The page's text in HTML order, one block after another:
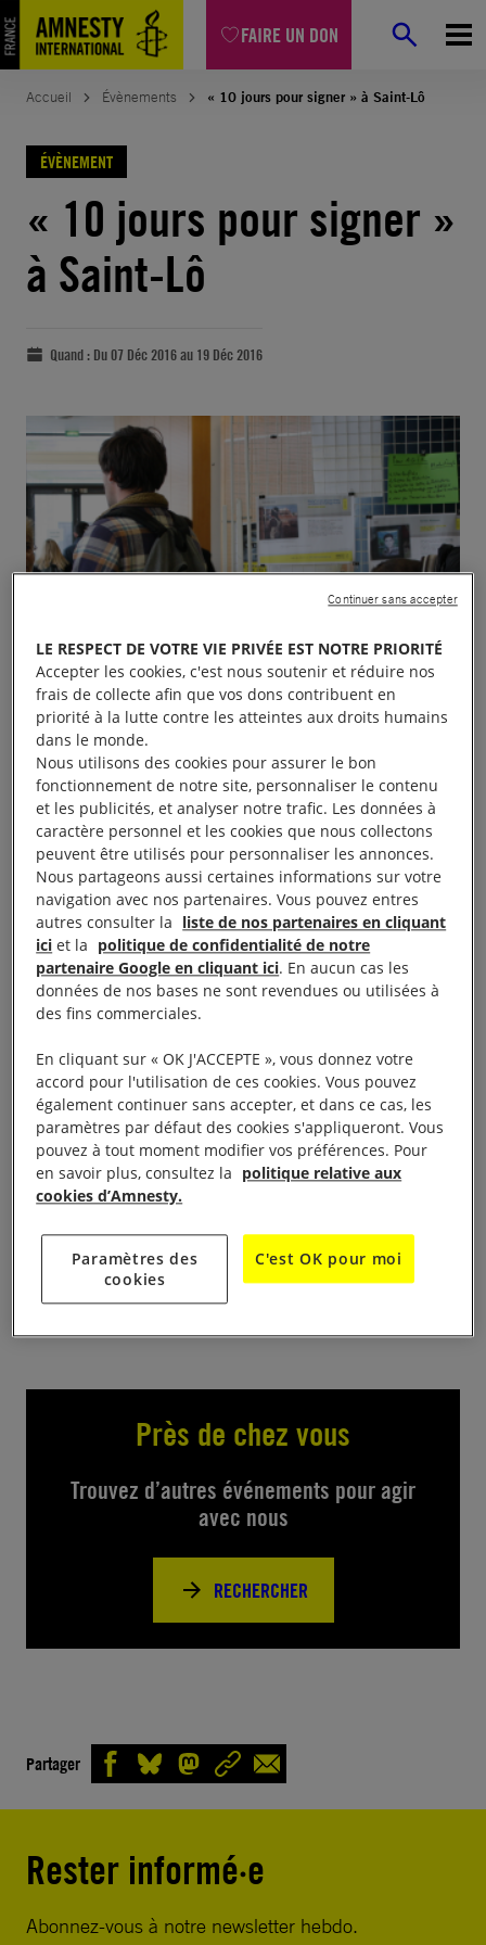
FAIRE UN DON
Accueil Évènements « 10 jours pour signer » à Saint-Lô
ÉVÈNEMENT
« 10 jours pour signer »
à Saint-Lô
Quand : Du 07 Déc 2016 au 19 Déc 2016
Le grouupe d’Amnesty de Saint-Lô vous invite à la
rejoindre pour deux séances de signatures des
pétitions de la campagne «10 jours pour signer »
samedi 10 décembre de 10h à 12h30
Hall d’entrée de la bibliothèque Centre culturel,
place du Champ de Mars
Contact :
Guy Burel 02 33 55 71 75
Près de chez vous
Trouvez d’autres événements pour agir
avec nous
RECHERCHER
Partager
Rester informé·e
Abonnez-vous à notre newsletter hebdo.
LE RESPECT DE VOTRE VIE PRIVÉE EST NOTRE PRIORITÉ
Accepter les cookies, c'est nous soutenir et réduire nos
frais de collecte afin que vos dons contribuent en
priorité à la lutte contre les atteintes aux droits humains
dans le monde.
Nous utilisons des cookies pour assurer le bon
fonctionnement de notre site, personnaliser le contenu
et les publicités, et analyser notre trafic. Les données à
caractère personnel et les cookies que nous collectons
peuvent être utilisés pour personnaliser les annonces.
Nous partageons aussi certaines informations sur votre
navigation avec nos partenaires. Vous pouvez entres
autres consulter la liste de nos partenaires en cliquant
ici et la politique de confidentialité de notre
partenaire Google en cliquant ici. En aucun cas les
données de nos bases ne sont revendues ou utilisées à
des fins commerciales.
En cliquant sur « OK J'ACCEPTE », vous donnez votre
accord pour l'utilisation de ces cookies. Vous pouvez
également continuer sans accepter, et dans ce cas, les
paramètres par défaut des cookies s'appliqueront. Vous
pouvez à tout moment modifier vos préférences. Pour
en savoir plus, consultez la politique relative aux
cookies d’Amnesty.
Paramètres des
cookies
C'est OK pour moi
Continuer sans accepter